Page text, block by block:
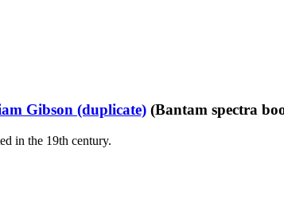
Gibson (duplicate) (Bantam spectra
in the 19th century.